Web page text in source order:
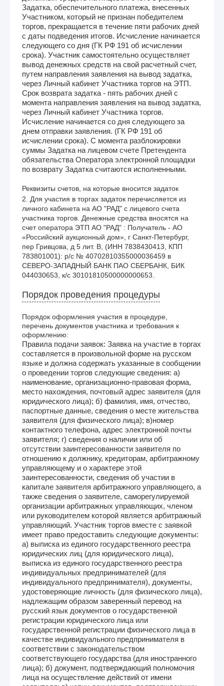
Задатка, обеспечительного платежа, внесенных
Участником, который не признан победителем
торгов, прекращается в течение пяти рабочих дней
с даты подведения итогов. Исчисление начинается
следующего со дня (ГК РФ 191 об исчислении
срока). Участник самостоятельно осуществляет
вывод денежных средств на свой расчетный счет,
путем направления заявления на вывод задатка,
через Личный кабинет Участника торгов на ЭТП.
Срок возврата задатка - пять рабочих дней с
момента направления заявления на вывод задатка,
через Личный кабинет Участника торгов.
Исчисление начинается со дня следующего за
днем отправки заявления. (ГК РФ 191 об
исчислении срока). С момента разблокировки
суммы Задатка на лицевом счете Претендента
обязательства Оператора электронной площадки
по возврату Задатка считаются исполненными.
Реквизиты счетов, на которые вносится задаток
2. Для участия в торгах задаток перечисляется из
личного кабинета на АО "РАД" с лицевого счета
участника торгов. Денежные средства вносятся на
счет оператора ЭТП АО "РАД" : Получатель - АО
«Российский аукционный дом», г Санкт-Петербург,
пер Гривцова, д 5 лит. В, (ИНН 7838430413, КПП
783801001): р/с № 40702810355000036459 в
СЕВЕРО-ЗАПАДНЫЙ БАНК ПАО СБЕРБАНК, БИК
044030653, к/с 30101810500000000653.
Порядок проведения процедуры
Порядок оформления участия в процедуре,
перечень документов участника и требования к
оформлению:
Правила подачи заявок: Заявка на участие в торгах
составляется в произвольной форме на русском
языке и должна содержать указанные в сообщении
о проведении торгов следующие сведения: а)
наименование, организационно-правовая форма,
место нахождения, почтовый адрес заявителя (для
юридического лица); б) фамилия, имя, отчество,
паспортные данные, сведения о месте жительства
заявителя (для физического лица); в)номер
контактного телефона, адрес электронной почты
заявителя; г) сведения о наличии или об
отсутствии заинтересованности заявителя по
отношению к должнику, кредиторам, арбитражному
управляющему и о характере этой
заинтересованности, сведения об участии в
капитале заявителя арбитражного управляющего, а
также сведения о заявителе, саморегулируемой
организации арбитражных управляющих, членом
или руководителем которой является арбитражный
управляющий. Участник торгов вместе с заявкой
имеет право предоставить следующие документы:
а) выписка из единого государственного реестра
юридических лиц (для юридического лица),
выписка из единого государственного реестра
индивидуальных предпринимателей (для
индивидуального предпринимателя), документы,
удостоверяющие личность (для физического лица),
надлежащим образом заверенный перевод на
русский язык документов о государственной
регистрации юридического лица или
государственной регистрации физического лица в
качестве индивидуального предпринимателя в
соответствии с законодательством
соответствующего государства (для иностранного
лица); б) документ, подтверждающий полномочия
лица на осуществление действий от имени